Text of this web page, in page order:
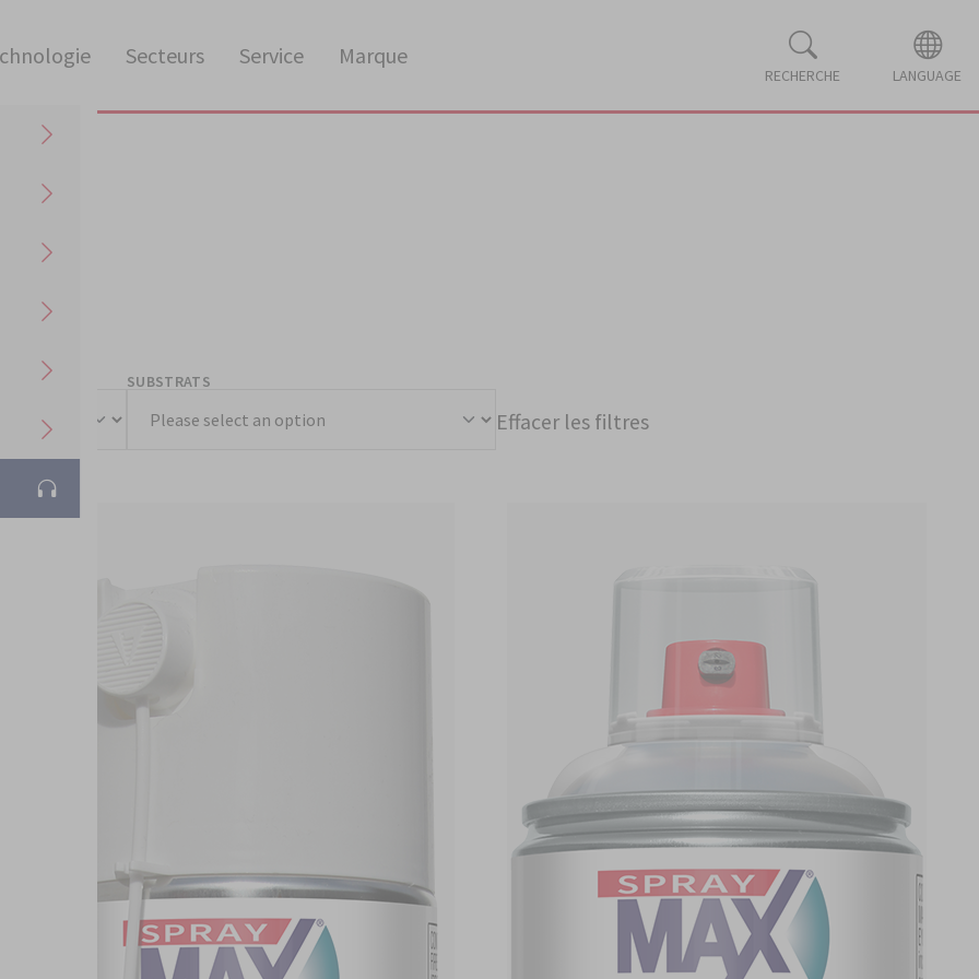
Secteurs Service Marque
RECHERCHE LANGUAGE
SUBSTRATS
Effacer les filtres